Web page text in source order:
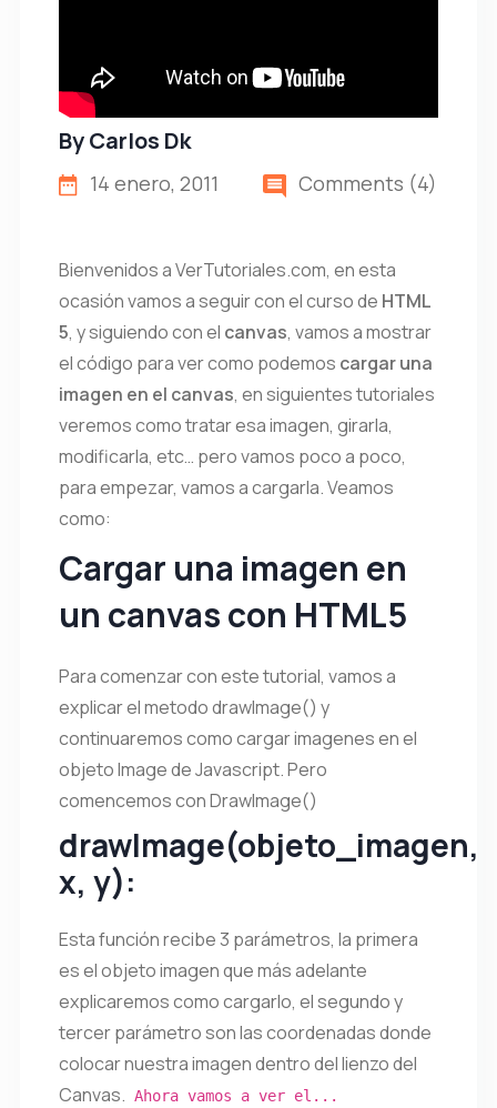
ByCarlos Dk
14 enero, 2011 Comments (4)
Bienvenidos a VerTutoriales.com, en esta
ocasión vamos a seguir con el curso de HTML
5, y siguiendo con el canvas, vamos a mostrar
el código para ver como podemos cargar una
imagen en el canvas, en siguientes tutoriales
veremos como tratar esa imagen, girarla,
modificarla, etc… pero vamos poco a poco,
para empezar, vamos a cargarla. Veamos
como:
Cargar una imagen en
un canvas con HTML5
Para comenzar con este tutorial, vamos a
explicar el metodo drawImage() y
continuaremos como cargar imagenes en el
objeto Image de Javascript. Pero
comencemos con DrawImage()
drawImage(objeto_imagen,
x, y):
Esta función recibe 3 parámetros, la primera
es el objeto imagen que más adelante
explicaremos como cargarlo, el segundo y
tercer parámetro son las coordenadas donde
colocar nuestra imagen dentro del lienzo del
Canvas. Ahora vamos a ver el...